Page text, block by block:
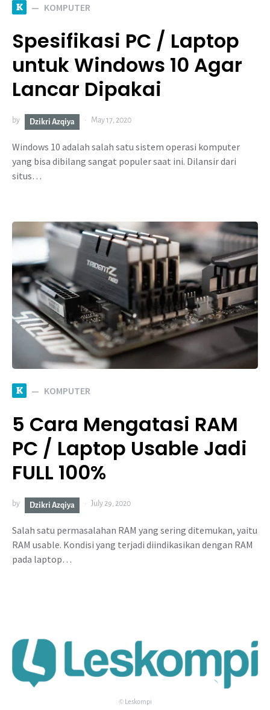
K KOMPUTER
Spesifikasi PC / Laptop
untuk Windows 10 Agar
Lancar Dipakai
by Dzikri Azqiya May 17, 2020
Windows 10 adalah salah satu sistem operasi komputer
yang bisa dibilang sangat populer saat ini. Dilansir dari
situs…
K KOMPUTER
5 Cara Mengatasi RAM
PC / Laptop Usable Jadi
FULL 100%
by Dzikri Azqiya July 29, 2020
Salah satu permasalahan RAM yang sering ditemukan, yaitu
RAM usable. Kondisi yang terjadi diindikasikan dengan RAM
pada laptop…
© Leskompi